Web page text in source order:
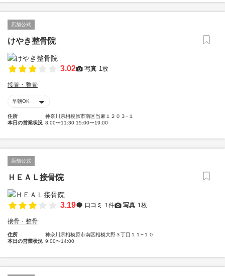
店舗公式
けやき整骨院
3.02 写真 1枚
接骨・整骨
早朝OK
住所
神奈川県相模原市南区当麻１２０３−１
本日の営業状況 8:00〜11:30 15:00〜19:00
店舗公式
ＨＥＡＬ接骨院
3.19 口コミ 1件 写真 1枚
接骨・整骨
住所
神奈川県相模原市南区相模大野３丁目１１−１０
本日の営業状況 9:00〜14:00